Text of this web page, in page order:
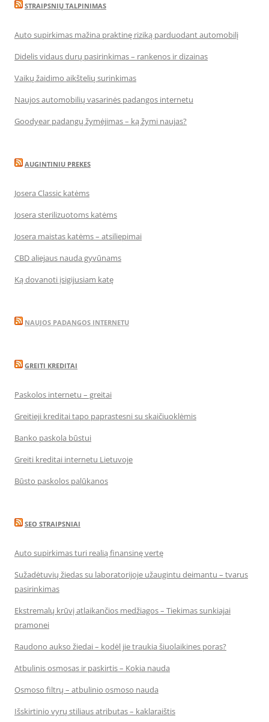
STRAIPSNIŲ TALPINIMAS
Auto supirkimas mažina praktinę riziką parduodant automobilį
Didelis vidaus durų pasirinkimas – rankenos ir dizainas
Vaikų žaidimo aikštelių surinkimas
Naujos automobilių vasarinės padangos internetu
Goodyear padangų žymėjimas – ką žymi naujas?
AUGINTINIU PREKES
Josera Classic katėms
Josera sterilizuotoms katėms
Josera maistas katėms – atsiliepimai
CBD aliejaus nauda gyvūnams
Ką dovanoti įsigijusiam katę
NAUJOS PADANGOS INTERNETU
GREITI KREDITAI
Paskolos internetu – greitai
Greitieji kreditai tapo paprastesni su skaičiuoklėmis
Banko paskola būstui
Greiti kreditai internetu Lietuvoje
Būsto paskolos palūkanos
SEO STRAIPSNIAI
Auto supirkimas turi realią finansinę vertę
Sužadėtuvių žiedas su laboratorijoje užaugintu deimantu – tvarus
pasirinkimas
Ekstremalų krūvį atlaikančios medžiagos – Tiekimas sunkiajai
pramonei
Raudono aukso žiedai – kodėl jie traukia šiuolaikines poras?
Atbulinis osmosas ir paskirtis – Kokia nauda
Osmoso filtrų – atbulinio osmoso nauda
Išskirtinio vyrų stiliaus atributas – kaklaraištis